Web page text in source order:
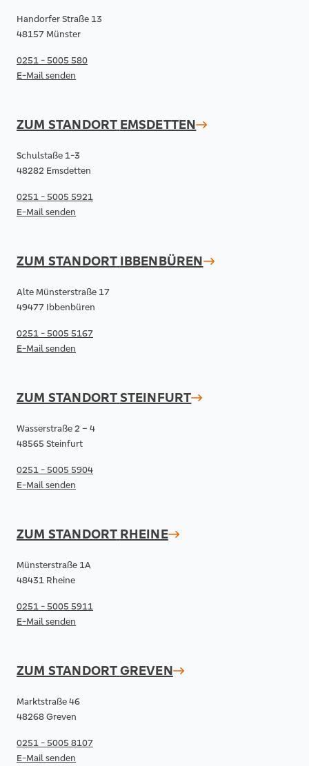
Handorfer Straße 13
48157 Münster
0251 - 5005 580
E-Mail senden
ZUM STANDORT EMSDETTEN
Schulstaße 1-3
48282 Emsdetten
0251 - 5005 5921
E-Mail senden
ZUM STANDORT IBBENBÜREN
Alte Münsterstraße 17
49477 Ibbenbüren
0251 - 5005 5167
E-Mail senden
ZUM STANDORTSTEINFURT
Wasserstraße 2 – 4
48565 Steinfurt
0251 - 5005 5904
E-Mail senden
ZUM STANDORT RHEINE
Münsterstraße 1A
48431 Rheine
0251 - 5005 5911
E-Mail senden
ZUM STANDORTGREVEN
Marktstraße 46
48268 Greven
0251 - 5005 8107
E-Mail senden